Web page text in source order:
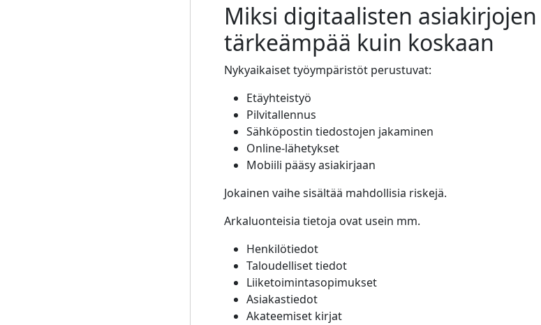
Miksi digitaalisten
tärkeämpää kuin koskaan
Nykyaikaiset työympäristöt perustuvat:
Etäyhteistyö
Pilvitallennus
Sähköpostin tiedostojen jakaminen
Online-lähetykset
Mobiili pääsy asiakirjaan
Jokainen vaihe sisältää mahdollisia riskejä.
Arkaluonteisia tietoja ovat usein mm.
Henkilötiedot
Taloudelliset tiedot
Liiketoimintasopimukset
Asiakastiedot
Akateemiset kirjat